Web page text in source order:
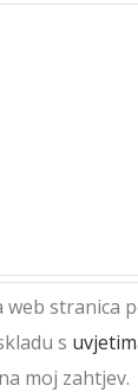
web stranica
s
moj zahtjev.